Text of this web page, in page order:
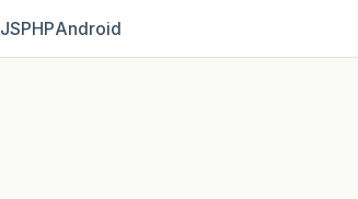
JSPHPAndroid